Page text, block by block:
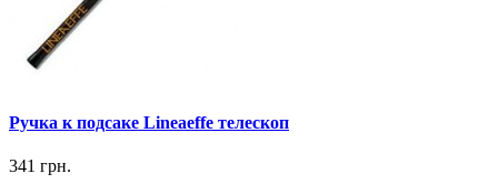
Ручка к подсаке Lineaeffe телескоп
341 грн.